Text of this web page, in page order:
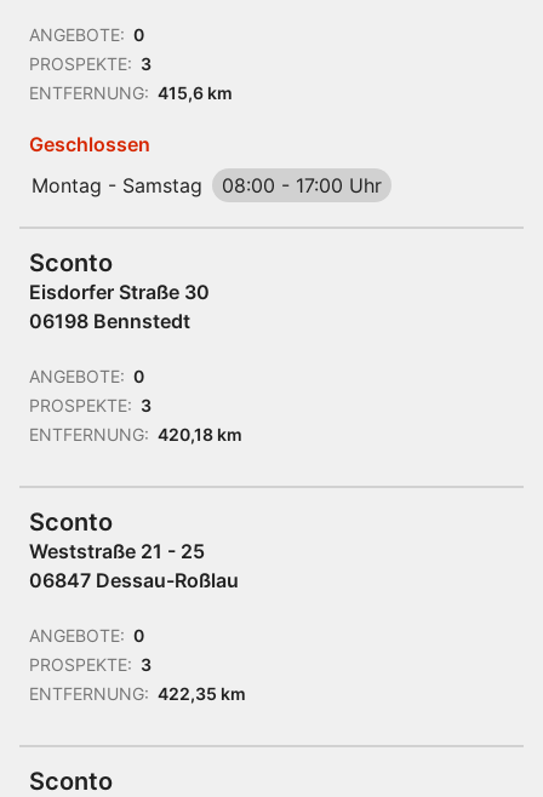
ANGEBOTE: 0
PROSPEKTE: 3
ENTFERNUNG: 415,6 km
Geschlossen
Montag - Samstag
08:00 - 17:00 Uhr
Sconto
Eisdorfer Straße 30
06198 Bennstedt
ANGEBOTE: 0
PROSPEKTE: 3
ENTFERNUNG: 420,18 km
Sconto
Weststraße 21 - 25
06847 Dessau-Roßlau
ANGEBOTE: 0
PROSPEKTE: 3
ENTFERNUNG: 422,35 km
Sconto